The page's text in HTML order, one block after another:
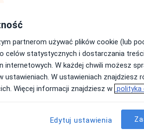
Jutro Pon, Wt,
11 Sie
Umawianie online nie jest dostępne
partnerom używać plików cookie (lub
celów statystycznych i dostarczania
internetowych. W każdej chwili możesz
W ustawieniach znajdziesz
Więcej informacji znajdziesz w polityka
Edytuj ustawienia